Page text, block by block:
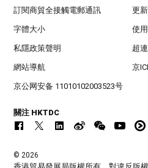
訂閱商貿全接觸電郵通訊 更
字體大小 使
私隱政策聲明 超
網站導航 京
京公网安备 11010102003523号
關注 HKTDC
© 2026